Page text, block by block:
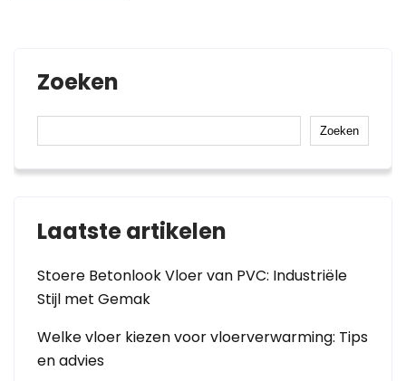
Zoeken
Zoeken
Laatste artikelen
Stoere Betonlook Vloer van PVC: Industriële
Stijl met Gemak
Welke vloer kiezen voor vloerverwarming: Tips
en advies